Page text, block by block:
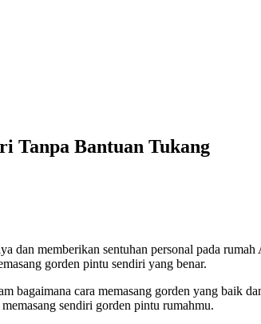
Tanpa Bantuan Tukang
dan memberikan sentuhan personal pada
gorden pintu sendiri yang benar.
bagaimana cara memasang gorden yang baik
sendiri gorden pintu rumahmu.